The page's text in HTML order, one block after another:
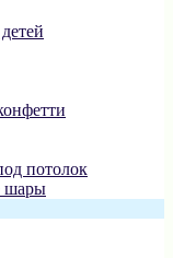
потолок
шары